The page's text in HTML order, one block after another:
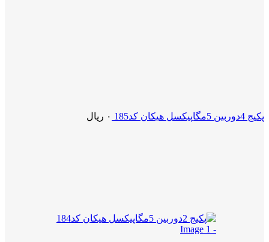
پکیج 4دوربین 5مگاپیکسل هیکان کد185 ۰ ریال